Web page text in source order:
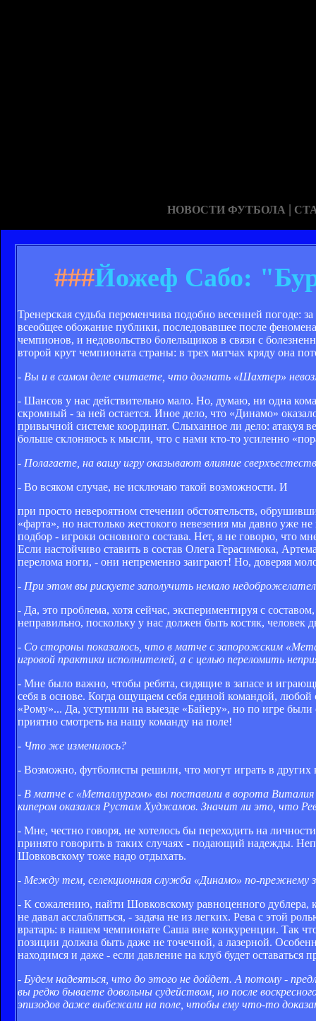
НОВОСТИ ФУТБОЛА |
###Йожеф Сабо:
Тренерская судьба переменчива подобно весенней погоде:
всеобщее обожание публики, последовавшее после
чемпионов, и недовольство болельщиков в связи с
второй крут чемпионата страны: в трех матчах кряду она
- Вы и в самом деле считаете, что догнать «Шахтер»
- Шансов у нас действительно мало. Но, думаю, ни одна
скромный - за ней остается. Иное дело, что «Динамо»
привычной системе координат. Слыханное ли дело: атакуя
больше склоняюсь к мысли, что с нами кто-то усиленно
- Полагаете, на вашу игру оказывают влияние
- Во всяком случае, не исключаю такой возможности. И
при просто невероятном стечении обстоятельств,
«фарта», но настолько жестокого невезения мы давно уже
подбор - игроки основного состава. Нет, я не говорю, что
Если настойчиво ставить в состав Олега Герасимюка,
перелома ноги, - они непременно заиграют! Но, доверяя
- При этом вы рискуете заполучить немало
- Да, это проблема, хотя сейчас, экспериментируя с
неправильно, поскольку у нас должен быть костяк, человек
- Со стороны показалось, что в матче с запорожским
игровой практики исполнителей, а с целью переломить
- Мне было важно, чтобы ребята, сидящие в запасе и
себя в основе. Когда ощущаем себя единой командой,
«Рому»... Да, уступили на выезде «Байеру», но по игре
приятно смотреть на нашу команду на поле!
- Что же изменилось?
- Возможно, футболисты решили, что могут играть в других
- В матче с «Металлургом» вы поставили в ворота Виталия
кипером оказался Рустам Худжамов. Значит ли это, что
- Мне, честно говоря, не хотелось бы переходить на
принято говорить в таких случаях - подающий надежды.
Шовковскому тоже надо отдыхать.
- Между тем, селекционная служба «Динамо» по-прежнему
- К сожалению, найти Шовковскому равноценного дублера,
не давал асслабляться, - задача не из легких. Рева с этой
вратарь: в нашем чемпионате Саша вне конкуренции. Так
позиции должна быть даже не точечной, а лазерной.
находимся и даже - если давление на клуб будет
- Будем надеяться, что до этого не дойдет. А потому -
вы редко бываете довольны судейством, но после
эпизодов даже выбежали на поле, чтобы ему что-то